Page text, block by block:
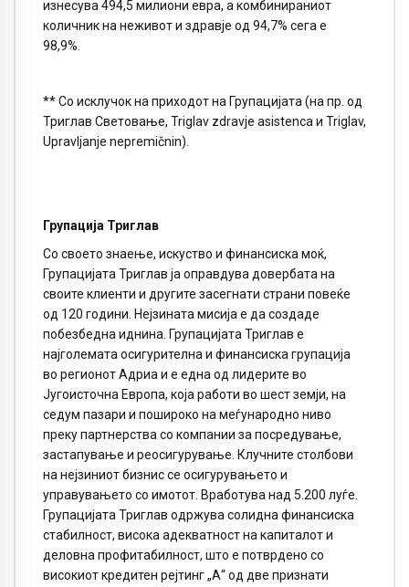
изнесува 494,5 милиони евра, а комбинираниот
количник на неживот и здравје од 94,7% сега е
98,9%.
** Со исклучок на приходот на Групацијата (на пр. од
Триглав Световање, Triglav zdravje asistenca и Triglav,
Upravljanje nepremičnin).
Групација Триглав
Со своето знаење, искуство и финансиска моќ,
Групацијата Триглав ја оправдува довербата на
своите клиенти и другите засегнати страни повеќе
од 120 години. Нејзината мисија е да создаде
побезбедна иднина. Групацијата Триглав е
најголемата осигурителна и финансиска групација
во регионот Адриа и е една од лидерите во
Југоисточна Европа, која работи во шест земји, на
седум пазари и пошироко на меѓународно ниво
преку партнерства со компании за посредување,
застапување и реосигурување. Клучните столбови
на нејзиниот бизнис се осигурувањето и
управувањето со имотот. Вработува над 5.200 луѓе.
Групацијата Триглав одржува солидна финансиска
стабилност, висока адекватност на капиталот и
деловна профитабилност, што е потврдено со
високиот кредитен рејтинг „А“ од две признати